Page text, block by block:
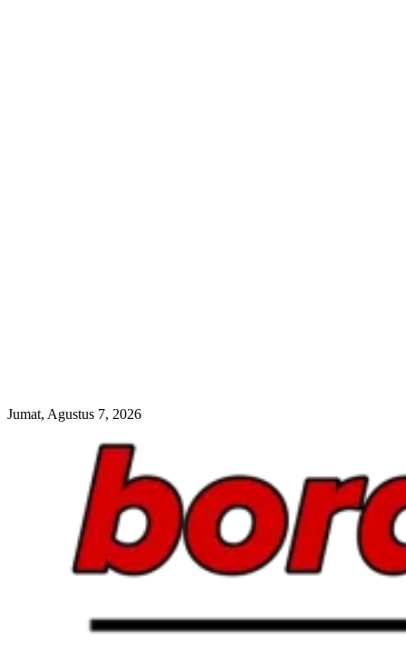
Jumat, Agustus 7, 2026